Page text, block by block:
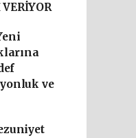
ve